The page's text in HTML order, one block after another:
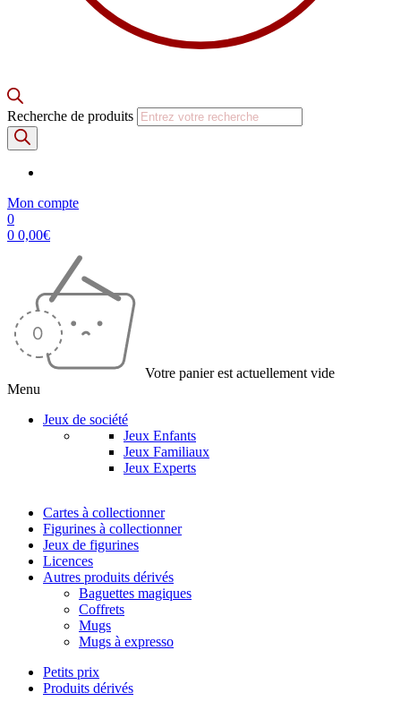
Recherche de produits
Mon compte
0
0 0,00€
Votre panier est actuellement vide
Menu
Jeux de société
Jeux Enfants
Jeux Familiaux
Jeux Experts
Cartes à collectionner
Figurines à collectionner
Jeux de figurines
Licences
Autres produits dérivés
Baguettes magiques
Coffrets
Mugs
Mugs à expresso
Petits prix
Produits dérivés